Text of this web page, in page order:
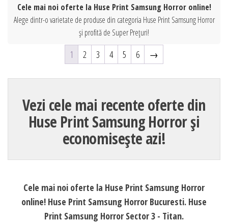
Cele mai noi oferte la Huse Print Samsung Horror online!
Alege dintr-o varietate de produse din categoria Huse Print Samsung Horror
și profită de Super Prețuri!
1 2 3 4 5 6 →
Vezi cele mai recente oferte din
Huse Print Samsung Horror și
economisește azi!
Cele mai noi oferte la Huse Print Samsung Horror
online! Huse Print Samsung Horror Bucuresti. Huse
Print Samsung Horror Sector 3 - Titan.